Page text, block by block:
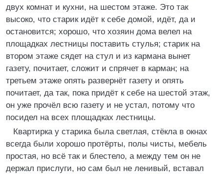
двух комнат и кухни, на шестом этаже. Это так
высоко, что старик идёт к себе домой, идёт, да и
остановится; хорошо, что хозяин дома велел на
площадках лестницы поставить стулья; старик на
втором этаже сядет на стул и из кармана вынет
газету, почитает, сложит и спрячет в карман; на
третьем этаже опять развернёт газету и опять
почитает, да так, пока придёт к себе на шестой этаж,
он уже прочёл всю газету и не устал, потому что
посидел на всех площадках лестницы.
Квартирка у старика была светлая, стёкла в окнах
всегда были хорошо протёрты, полы чисты, мебель
простая, но всё так и блестело, а между тем он не
держал прислуги, но сам был не ленивый, вставал